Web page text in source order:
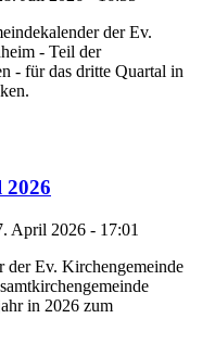
der Ev.
- Teil der
- für das dritte Quartal in
2026
April 2026 - 17:01
der Ev. Kirchengemeinde
in 2026 zum